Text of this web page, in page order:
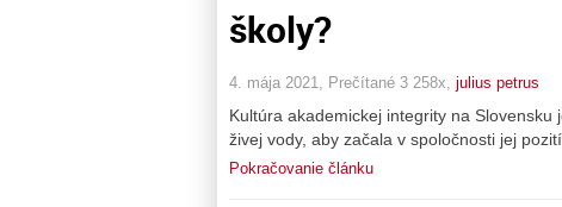
školy?
4. mája 2021, Prečítané 3 258x, julius petrus
Kultúra akademickej integrity na
živej vody, aby začala v spoločnosti jej
Pokračovanie článku